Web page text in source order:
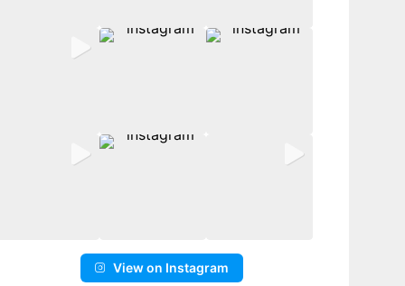
View on Instagram